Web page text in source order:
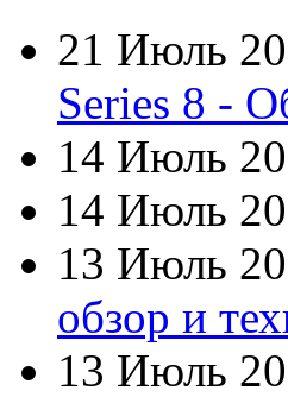
Dell(6)
Dex
Everest(17)
Firtech
Flyper
Foxconn
Fujitsu
21 Июль
Series 8 -
14 Июль
14 Июль
13 Июль
обзор и
13 Июль